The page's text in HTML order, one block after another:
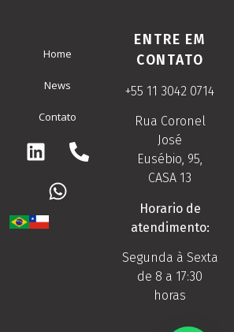
Home
News
Contato
ENTRE EM
CONTATO
+55 11 3042 0714
Rua Coronel
José
Eusébio, 95,
CASA 13
Horario de
atendimento:
Segunda à Sexta
de 8 a 17:30
horas